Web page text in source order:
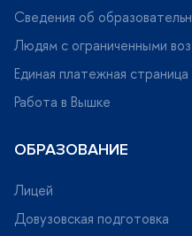
Сведения об
Людям с ограниченными
Единая платежная страница
Работа в Вышке
ОБРАЗОВАНИЕ
Лицей
Довузовская подготовка